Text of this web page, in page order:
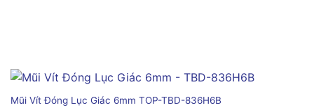
Mũi Vít Đóng Lục Giác 6mm TOP-TBD-836H6B